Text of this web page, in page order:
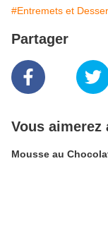
#Entremets et
Partager
Vous aimerez
Mousse au